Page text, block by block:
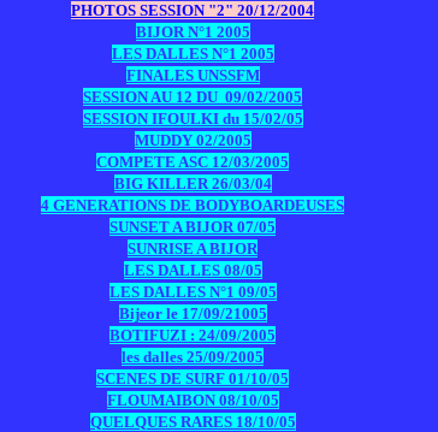
PHOTOS SESSION "2" 20/12/2004
BIJOR N°1 2005
LES DALLES N°1 2005
FINALES UNSSFM
SESSION AU 12 DU 09/02/2005
SESSION IFOULKI du 15/02/05
MUDDY 02/2005
COMPETE ASC 12/03/2005
BIG KILLER 26/03/04
4 GENERATIONS DE BODYBOARDEUSES
SUNSET A BIJOR 07/05
SUNRISE A BIJOR
LES DALLES 08/05
LES DALLES N°1 09/05
Bijeor le 17/09/21005
BOTIFUZI : 24/09/2005
les dalles 25/09/2005
SCENES DE SURF 01/10/05
FLOUMAIBON 08/10/05
QUELQUES RARES 18/10/05